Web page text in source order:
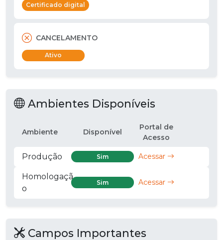
Certificado digital
CANCELAMENTO
Ativo
Ambientes Disponíveis
Ambiente Disponível
Portal de
Acesso
Produção Sim Acessar
Homologaçã
o
Sim Acessar
Campos Importantes